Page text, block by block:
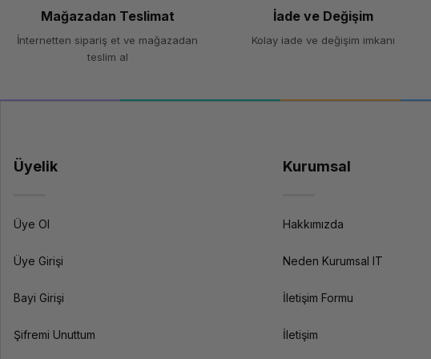
Mağazadan Teslimat
İnternetten sipariş et ve mağazadan
teslim al
İade ve Değişim
Kolay iade ve değişim imkanı
Üyelik
Üye Ol
Üye Girişi
Bayi Girişi
Şifremi Unuttum
Kurumsal
Hakkımızda
Neden Kurumsal IT
İletişim Formu
İletişim